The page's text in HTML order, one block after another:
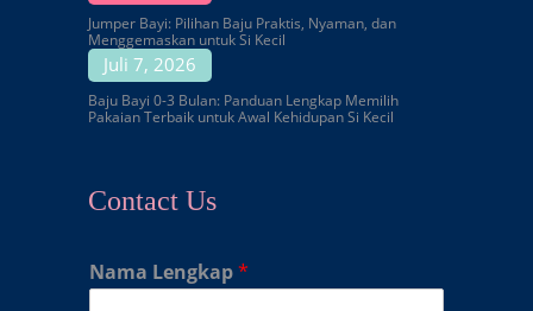
Jumper Bayi: Pilihan Baju Praktis, Nyaman, dan
Menggemaskan untuk Si Kecil
Juli 7, 2026
Baju Bayi 0-3 Bulan: Panduan Lengkap Memilih
Pakaian Terbaik untuk Awal Kehidupan Si Kecil
Contact Us
Nama Lengkap*